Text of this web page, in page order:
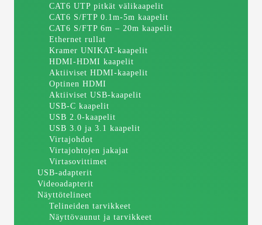
CAT6 UTP pitkät välikaapelit
CAT6 S/FTP 0.1m-5m kaapelit
CAT6 S/FTP 6m – 20m kaapelit
Ethernet rullat
Kramer UNIKAT-kaapelit
HDMI-HDMI kaapelit
Aktiiviset HDMI-kaapelit
Optinen HDMI
Aktiiviset USB-kaapelit
USB-C kaapelit
USB 2.0-kaapelit
USB 3.0 ja 3.1 kaapelit
Virtajohdot
Virtajohtojen jakajat
Virtasovittimet
USB-adapterit
Videoadapterit
Näyttötelineet
Telineiden tarvikkeet
Näyttövaunut ja tarvikkeet